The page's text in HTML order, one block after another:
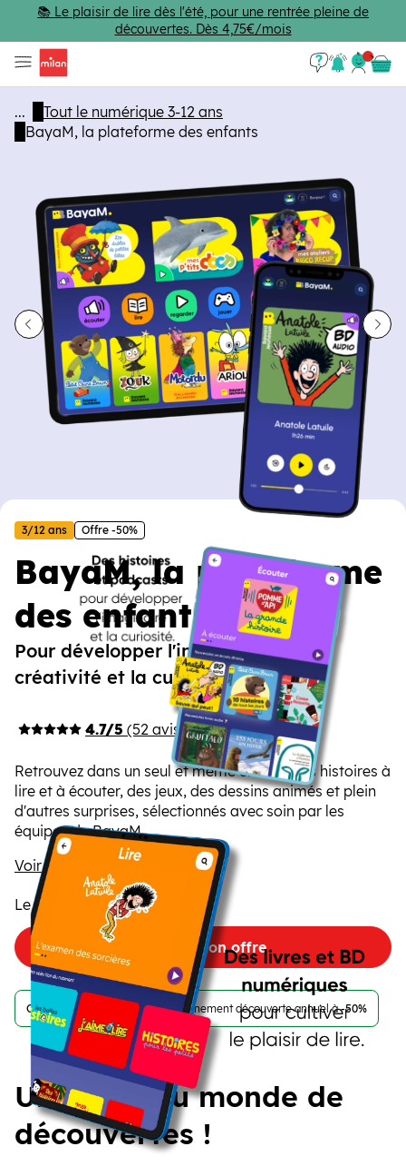
Passer au contenu principal
📚 Le plaisir de lire dès l'été, pour une rentrée pleine de
découvertes. Dès 4,75€/mois
Se
...
Tout le numérique 3-12 ans
BayaM, la plateforme des enfants
BayaM, la plateforme
des enfants
Pour développer l'imagination, la
créativité et la curiosité
3/12 ans Offre -50%
4.7/5 (52 avis)
Retrouvez dans un seul et même endroit des histoires à
lire et à écouter, des jeux, des dessins animés et plein
d'autres surprises, sélectionnés avec soin par les
équipes de BayaM
Voir la description
Le 1er mois offert
Choisir mon offre
Offre spéciale vacances !L’abonnement découverte annuel à-50%
Un nouveau monde de
découvertes !